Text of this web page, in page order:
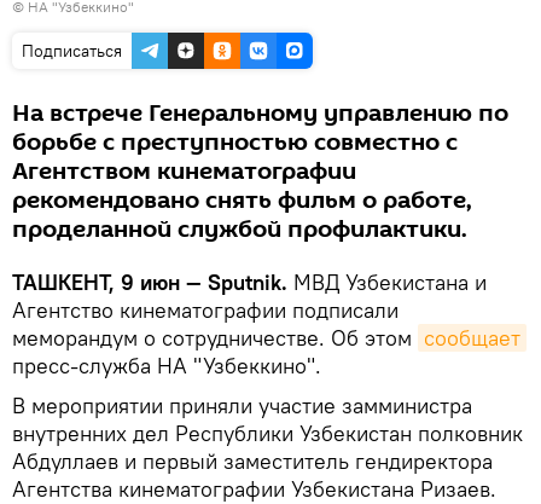
© НА "Узбеккино"
Подписаться
На встрече Генеральному управлению по
борьбе с преступностью совместно с
Агентством кинематографии
рекомендовано снять фильм о работе,
проделанной службой профилактики.
ТАШКЕНТ, 9 июн — Sputnik. МВД Узбекистана и
Агентство кинематографии подписали
меморандум о сотрудничестве. Об этом сообщает
пресс-служба НА "Узбеккино".
В мероприятии приняли участие замминистра
внутренних дел Республики Узбекистан полковник
Абдуллаев и первый заместитель гендиректора
Агентства кинематографии Узбекистана Ризаев.